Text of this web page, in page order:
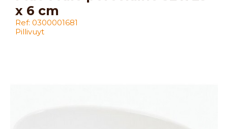
x 6 cm
Ref: 0300001681
Pillivuyt